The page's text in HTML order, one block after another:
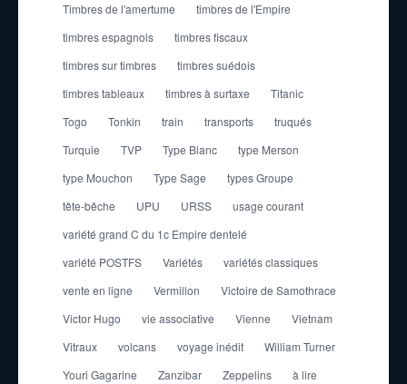
Timbres de l'amertume
timbres de l'Empire
timbres espagnols
timbres fiscaux
timbres sur timbres
timbres suédois
timbres tableaux
timbres à surtaxe
Titanic
Togo
Tonkin train transports
truqués
Turquie
TVP Type Blanc
type Merson
type Mouchon
Type Sage
types Groupe
tête-bêche
UPU URSS
usage courant
variété grand C du 1c Empire dentelé
variété POSTFS
Variétés
variétés classiques
vente en ligne
Vermillon
Victoire de Samothrace
Victor Hugo
vie associative Vienne
Vietnam
Vitraux
volcans voyage inédit
William Turner
Youri Gagarine
Zanzibar Zeppelins
à lire